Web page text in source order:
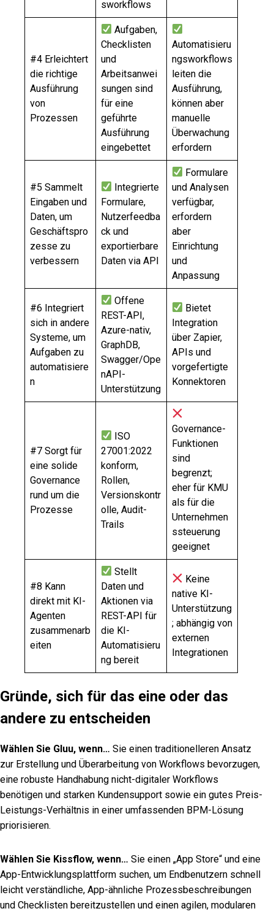
sworkflows
#4 Erleichtert
die richtige
Ausführung
von
Prozessen
Aufgaben,
Checklisten
und
Arbeitsanwei
sungen sind
für eine
geführte
Ausführung
eingebettet
Automatisieru
ngsworkflows
leiten die
Ausführung,
können aber
manuelle
Überwachung
erfordern
#5 Sammelt
Eingaben und
Daten, um
Geschäftspro
zesse zu
verbessern
Integrierte
Formulare,
Nutzerfeedba
ck und
exportierbare
Daten via API
Formulare
und Analysen
verfügbar,
erfordern
aber
Einrichtung
und
Anpassung
#6 Integriert
sich in andere
Systeme, um
Aufgaben zu
automatisiere
n
Offene
REST-API,
Azure-nativ,
GraphDB,
Swagger/Ope
nAPI-
Unterstützung
Bietet
Integration
über Zapier,
APIs und
vorgefertigte
Konnektoren
#7 Sorgt für
eine solide
Governance
rund um die
Prozesse
ISO
27001:2022
konform,
Rollen,
Versionskontr
olle, Audit-
Trails
Governance-
Funktionen
sind
begrenzt;
eher für KMU
als für die
Unternehmen
ssteuerung
geeignet
#8 Kann
direkt mit KI-
Agenten
zusammenarb
eiten
Stellt
Daten und
Aktionen via
REST-API für
die KI-
Automatisieru
ng bereit
Keine
native KI-
Unterstützung
; abhängig von
externen
Integrationen
Gründe, sich für das eine oder das
andere zu entscheiden
Wählen Sie Gluu, wenn… Sie einen traditionelleren Ansatz
zur Erstellung und Überarbeitung von Workflows bevorzugen,
eine robuste Handhabung nicht-digitaler Workflows
benötigen und starken Kundensupport sowie ein gutes Preis-
Leistungs-Verhältnis in einer umfassenden BPM-Lösung
priorisieren.
Wählen Sie Kissflow, wenn… Sie einen „App Store“ und eine
App-Entwicklungsplattform suchen, um Endbenutzern schnell
leicht verständliche, App-ähnliche Prozessbeschreibungen
und Checklisten bereitzustellen und einen agilen, modularen